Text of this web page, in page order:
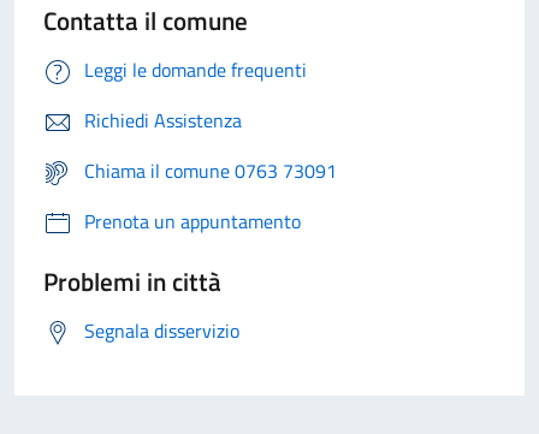
Contatta il comune
Leggi le domande frequenti
Richiedi Assistenza
Chiama il comune 0763 73091
Prenota un appuntamento
Problemi in città
Segnala disservizio